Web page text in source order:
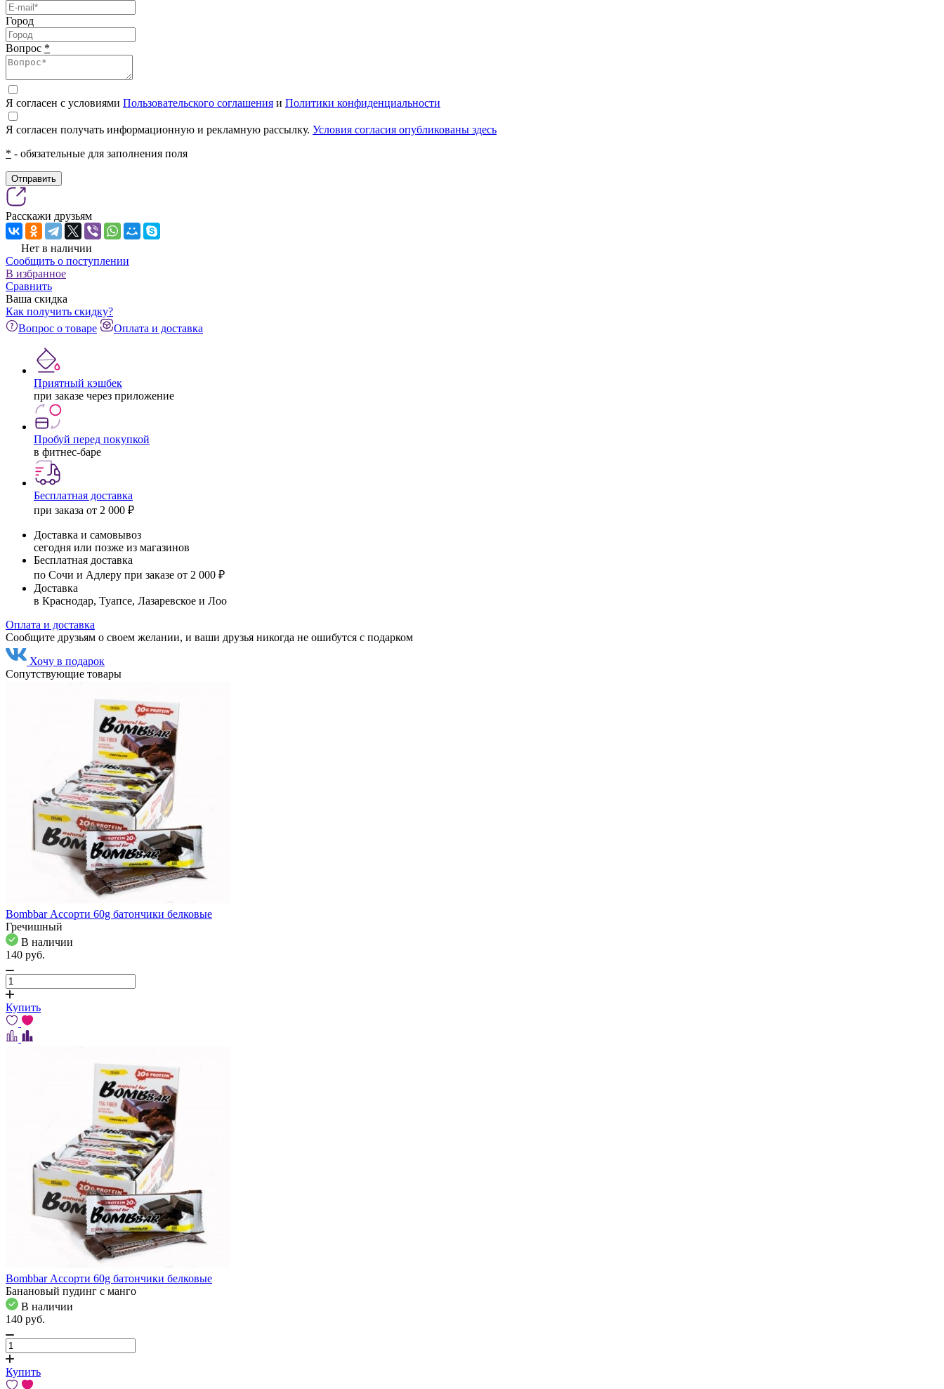
Город
Вопрос *
Я согласен с условиями Пользовательского соглашения и Политики конфиденциальности
Я согласен получать информационную и рекламную рассылку. Условия согласия опубликованы здесь
* - обязательные для заполнения поля
Отправить
Расскажи друзьям
Нет в наличии
Сообщить о поступлении
В избранное
Сравнить
Ваша скидка
Как получить скидку?
Вопрос о товаре
Оплата и доставка
Приятный кэшбек
при заказе через приложение
Пробуй перед покупкой
в фитнес-баре
Бесплатная доставка
при заказа от 2 000 ₽
Доставка и самовывоз
сегодня или позже из магазинов
Бесплатная доставка
по Сочи и Адлеру при заказе от 2 000 ₽
Доставка
в Краснодар, Туапсе, Лазаревское и Лоо
Оплата и доставка
Сообщите друзьям о своем желании, и ваши друзья никогда не ошибутся с подарком
Хочу в подарок
Сопутствующие товары
Bombbar Ассорти 60g батончики белковые
Гречишный
В наличии
140 pуб.
Купить
Bombbar Ассорти 60g батончики белковые
Банановый пудинг с манго
В наличии
140 pуб.
Купить